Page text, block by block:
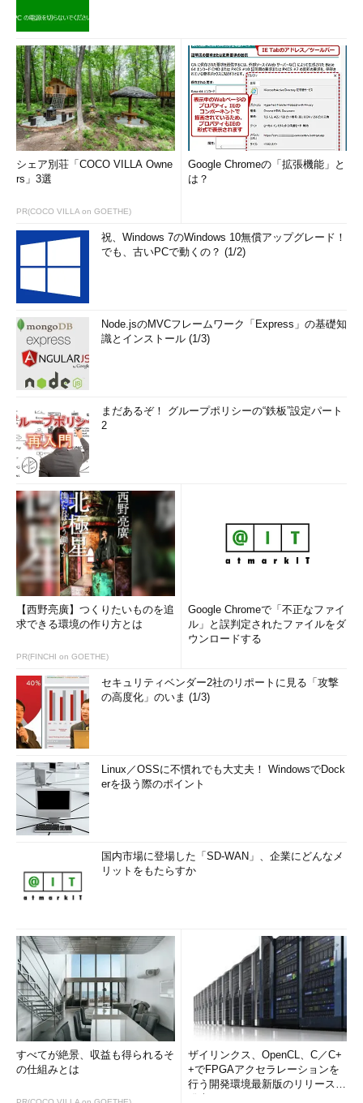
シェア別荘「COCO VILLA Owne
rs」3選
PR(COCO VILLA on GOETHE)
Google Chromeの「拡張機能」と
は？
祝、Windows 7のWindows 10無償アップグレード！
でも、古いPCで動くの？ (1/2)
Node.jsのMVCフレームワーク「Express」の基礎知
識とインストール (1/3)
まだあるぞ！ グループポリシーの“鉄板”設定パート
2
【西野亮廣】つくりたいものを追
求できる環境の作り方とは
PR(FINCHI on GOETHE)
Google Chromeで「不正なファイ
ル」と誤判定されたファイルをダ
ウンロードする
セキュリティベンダー2社のリポートに見る「攻撃
の高度化」のいま (1/3)
Linux／OSSに不慣れでも大丈夫！ WindowsでDock
erを扱う際のポイント
国内市場に登場した「SD-WAN」、企業にどんなメ
リットをもたらすか
すべてが絶景、収益も得られるそ
の仕組みとは
ザイリンクス、OpenCL、C／C+
+でFPGAアクセラレーションを
行う開発環境最新版のリリースを